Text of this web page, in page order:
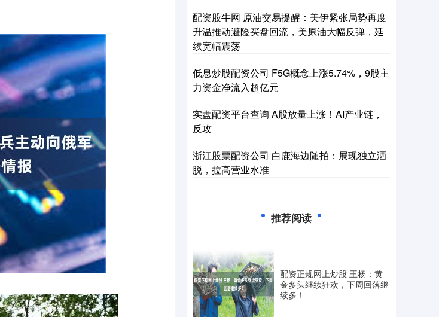
配资股牛网 原油交易提醒：美伊紧张局势再度
升温推动避险买盘回流，美原油大幅反弹，延
续宽幅震荡
低息炒股配资公司 F5G概念上涨5.74%，9股主
力资金净流入超亿元
实盘配资平台查询 A股放量上涨！AI产业链，
反攻
浙江股票配资公司 白鹿海边随拍：展现独立洒
脱，拉高营业水准
推荐阅读
配资正规网上炒股 王杨：黄
金多头继续狂欢，下周回落继
续多！